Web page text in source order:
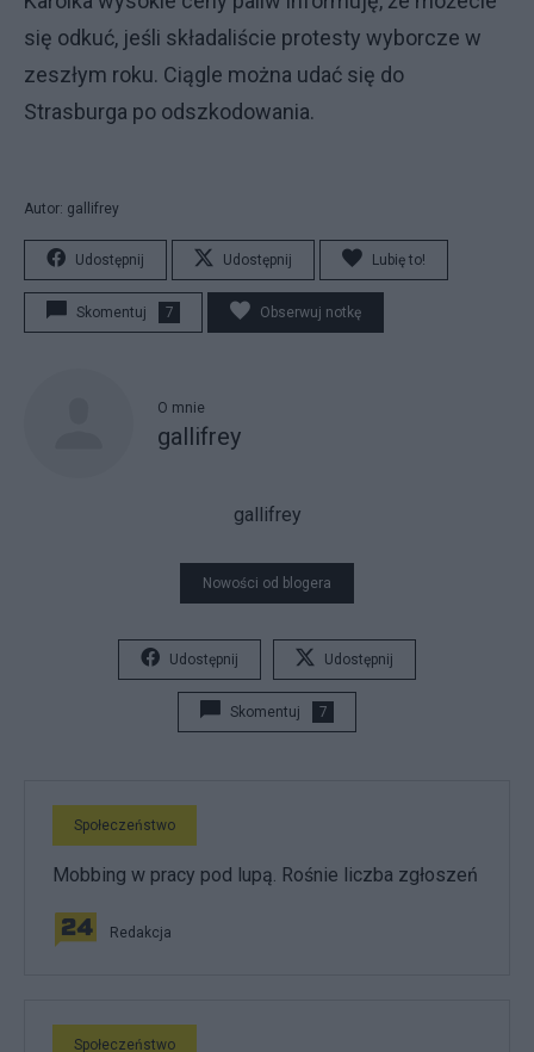
się odkuć, jeśli składaliście protesty wyborcze w
zeszłym roku. Ciągle można udać się do
Strasburga po odszkodowania.
Autor: gallifrey
Udostępnij Udostępnij Lubię to!
Skomentuj 7 Obserwuj notkę
O mnie
gallifrey
gallifrey
Nowości od blogera
Udostępnij Udostępnij
Skomentuj 7
Społeczeństwo
Mobbing w pracy pod lupą. Rośnie liczba zgłoszeń
Redakcja
Społeczeństwo